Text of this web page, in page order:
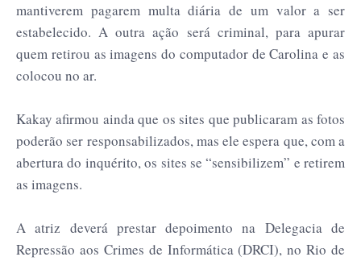
mantiverem pagarem multa diária de um valor a ser
estabelecido. A outra ação será criminal, para apurar
quem retirou as imagens do computador de Carolina e as
colocou no ar.
Kakay afirmou ainda que os sites que publicaram as fotos
poderão ser responsabilizados, mas ele espera que, com a
abertura do inquérito, os sites se “sensibilizem” e retirem
as imagens.
A atriz deverá prestar depoimento na Delegacia de
Repressão aos Crimes de Informática (DRCI), no Rio de